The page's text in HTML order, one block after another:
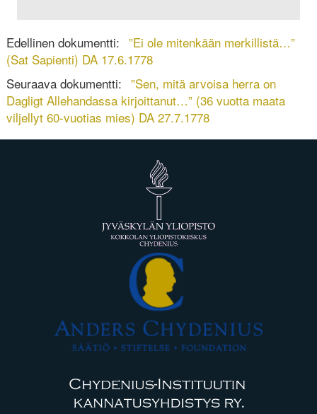
Edellinen dokumentti: ”Ei ole mitenkään merkillistä…”
(Sat Sapienti) DA 17.6.1778
Seuraava dokumentti: ”Sen, mitä arvoisa herra on
Dagligt Allehandassa kirjoittanut…” (36 vuotta maata
viljellyt 60-vuotias mies) DA 27.7.1778